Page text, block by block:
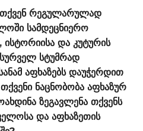
თქვენ რეგულარულად
სამდეცნიერო
ისტორიისა და კუტურის
სტუმრად
აფხაზებს დაუჭერდით
ნაცნობობა აფხაზურ
ზეგავლენა თქვენს
და აფხაზეთის